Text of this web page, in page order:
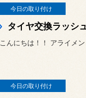
今日の取り付け
タイヤ交換ラッシ
こんにちは！！ アライメ
今日の取り付け